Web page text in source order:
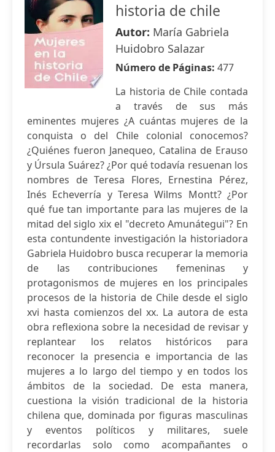
historia de chile
Autor: María Gabriela
Huidobro Salazar
Número de Páginas: 477
La historia de Chile contada
a través de sus más
eminentes mujeres ¿A cuántas mujeres de la
conquista o del Chile colonial conocemos?
¿Quiénes fueron Janequeo, Catalina de Erauso
y Úrsula Suárez? ¿Por qué todavía resuenan los
nombres de Teresa Flores, Ernestina Pérez,
Inés Echeverría y Teresa Wilms Montt? ¿Por
qué fue tan importante para las mujeres de la
mitad del siglo xix el "decreto Amunátegui"? En
esta contundente investigación la historiadora
Gabriela Huidobro busca recuperar la memoria
de las contribuciones femeninas y
protagonismos de mujeres en los principales
procesos de la historia de Chile desde el siglo
xvi hasta comienzos del xx. La autora de esta
obra reflexiona sobre la necesidad de revisar y
replantear los relatos históricos para
reconocer la presencia e importancia de las
mujeres a lo largo del tiempo y en todos los
ámbitos de la sociedad. De esta manera,
cuestiona la visión tradicional de la historia
chilena que, dominada por figuras masculinas
y eventos políticos y militares, suele
recordarlas solo como acompañantes o